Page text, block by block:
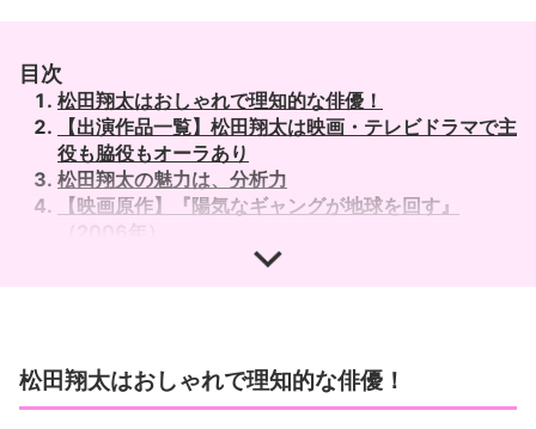
目次
松田翔太はおしゃれで理知的な俳優！
【出演作品一覧】松田翔太は映画・テレビドラマで主
役も脇役もオーラあり
松田翔太の魅力は、分析力
【映画原作】『陽気なギャングが地球を回す』
（2006年）
【映画原作】『ワルボロ』（2007年）
【映画原作】『ハードロマンチッカー』（2011年）
【映画原作】『上京アフロ田中』（2012年）
【映画原作】『スイートプールサイド』（2014年）
松田翔太はおしゃれで理知的な俳優！